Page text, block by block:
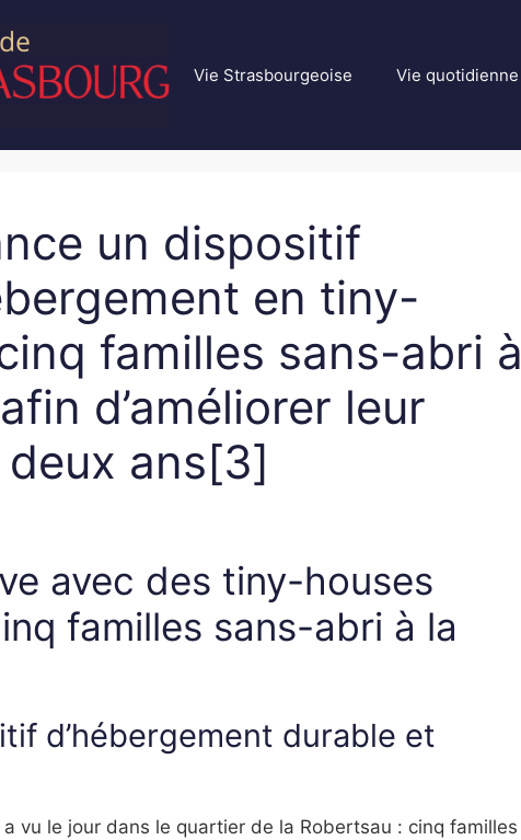
Vie Strasbourgeoise Vie quotidienne
un dispositif
en tiny-
familles sans-abri à
d’améliorer leur
ans[3]
avec des tiny-houses
familles sans-abri à la
d’hébergement durable et
vu le jour dans le quartier de la Robertsau : cinq familles